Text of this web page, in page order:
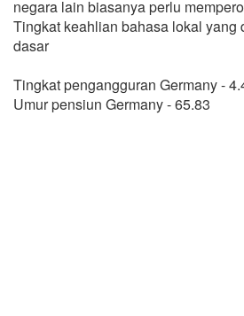
negara lain biasanya perlu
Tingkat keahlian bahasa lokal yang
dasar
Tingkat pengangguran Germany -
Umur pensiun Germany - 65.83